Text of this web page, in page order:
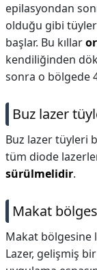
epilasyondan
olduğu gibi
başlar. Bu kıllar
kendiliğinden
sonra o bölgede
Buz lazer
Buz lazer tüyleri
tüm diode
sürülmelidir.
Makat
Makat bölgesine
Lazer, gelişmiş